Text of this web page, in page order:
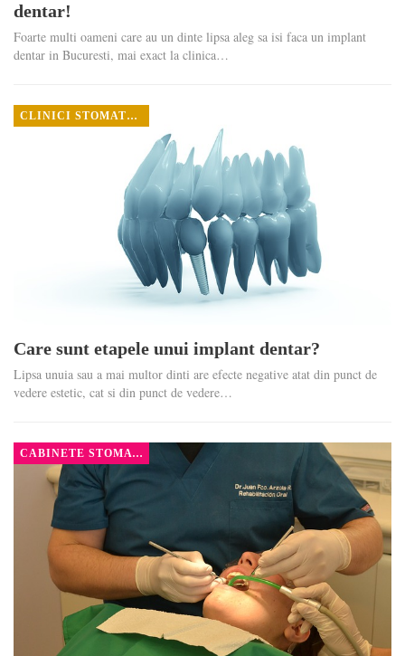
dentar!
Foarte multi oameni care au un dinte lipsa aleg sa isi faca un implant
dentar in Bucuresti, mai exact la clinica…
CLINICI STOMATOLOGICE
Care sunt etapele unui implant dentar?
Lipsa unuia sau a mai multor dinti are efecte negative atat din punct de
vedere estetic, cat si din punct de vedere…
CABINETE STOMATOLOGICE